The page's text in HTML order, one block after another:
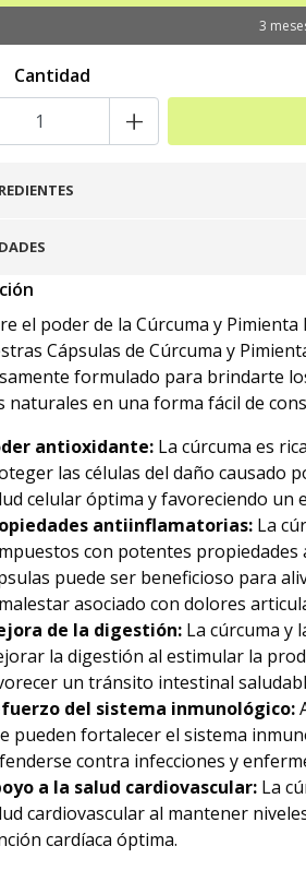
3
Cantidad
+
en polvo (320mg) Pimienta
el poder de la Cúrcuma y
Cápsulas de Cúrcuma y
formulado para brindarte
naturales en una forma fácil de
antioxidante: La cúrcuma es
las células del daño causado
celular óptima y favoreciendo un
antiinflamatorias: La
con potentes
puede ser beneficioso para
asociado con dolores
de la digestión: La cúrcuma y
la digestión al estimular la
un tránsito intestinal
del sistema inmunológico:
pueden fortalecer el sistema
contra infecciones y
a la salud cardiovascular: La
cardiovascular al mantener
cardíaca óptima.